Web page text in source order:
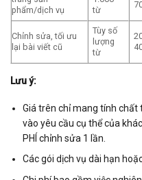
phẩm/dịch vụ
từ
Chỉnh sửa, tối ưu
lại bài viết cũ
Tùy số
lượng
từ
Lưu ý:
Giá trên chỉ mang tính
vào yêu cầu cụ thể của
PHÍ chỉnh sửa 1 lần.
Các gói dịch vụ dài hạn